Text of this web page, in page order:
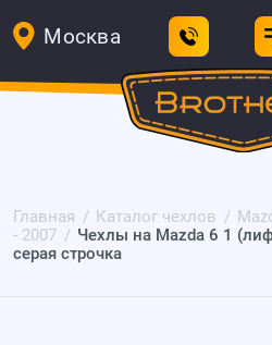
Москва
Главная Каталог чехлов
- 2007
Чехлы на Mazda 6 1
серая строчка